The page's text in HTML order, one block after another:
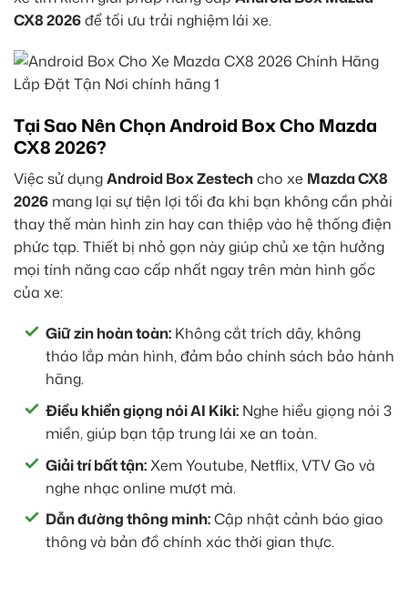
CX8 2026để tối ưu trải nghiệm lái xe.
Tại Sao Nên Chọn Android Box Cho Mazda
CX8 2026?
Việc sử dụngAndroid Box Zestechcho xe Mazda CX8
2026 mang lại sự tiện lợi tối đa khi bạn không cần phải
thay thế màn hình zin hay can thiệp vào hệ thống điện
phức tạp. Thiết bị nhỏ gọn này giúp chủ xe tận hưởng
mọi tính năng cao cấp nhất ngay trên màn hình gốc
của xe:
Giữ zin hoàn toàn: Không cắt trích dây, không
tháo lắp màn hình, đảm bảo chính sách bảo hành
hãng.
Điều khiển giọng nói AI Kiki: Nghe hiểu giọng nói 3
miền, giúp bạn tập trung lái xe an toàn.
Giải trí bất tận:Xem Youtube, Netflix, VTV Go và
nghe nhạc online mượt mà.
Dẫn đường thông minh:Cập nhật cảnh báo giao
thông và bản đồ chính xác thời gian thực.